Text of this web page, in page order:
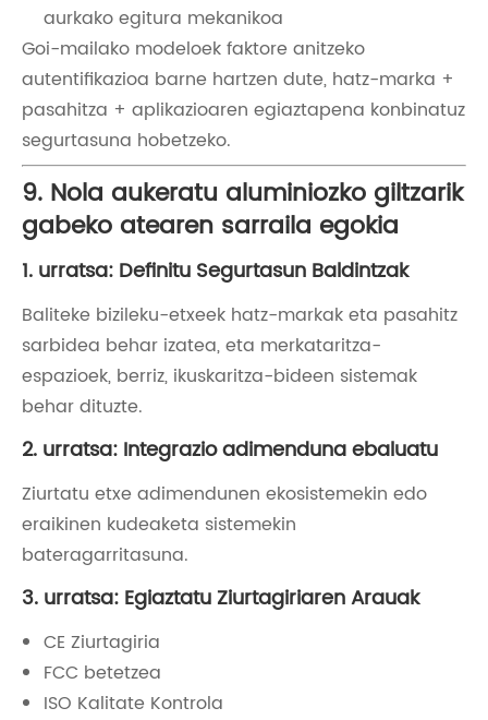
aurkako egitura mekanikoa
Goi-mailako modeloek faktore anitzeko
autentifikazioa barne hartzen dute, hatz-marka +
pasahitza + aplikazioaren egiaztapena konbinatuz
segurtasuna hobetzeko.
9. Nola aukeratu aluminiozko giltzarik
gabeko atearen sarraila egokia
1. urratsa: Definitu Segurtasun Baldintzak
Baliteke bizileku-etxeek hatz-markak eta pasahitz
sarbidea behar izatea, eta merkataritza-
espazioek, berriz, ikuskaritza-bideen sistemak
behar dituzte.
2. urratsa: Integrazio adimenduna ebaluatu
Ziurtatu etxe adimendunen ekosistemekin edo
eraikinen kudeaketa sistemekin
bateragarritasuna.
3. urratsa: Egiaztatu Ziurtagiriaren Arauak
CE Ziurtagiria
FCC betetzea
ISO Kalitate Kontrola